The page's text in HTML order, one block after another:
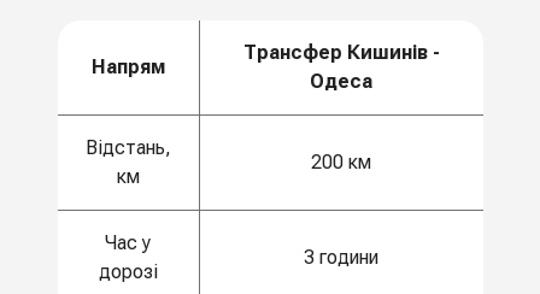
Напрям
Трансфер Кишинів -
Одеса
Відстань,
км
200 км
Час у
дорозі
3 години